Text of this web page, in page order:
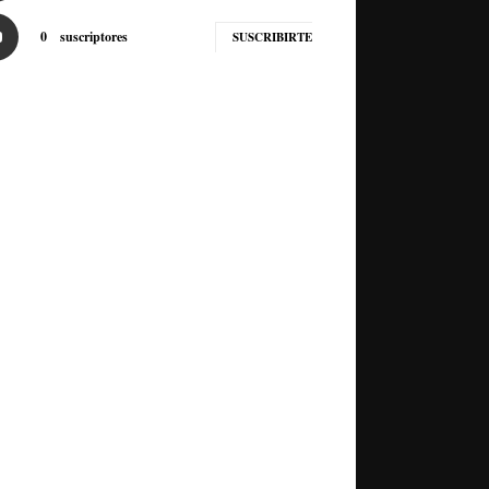
0 suscriptores SUSCRIBIRTE